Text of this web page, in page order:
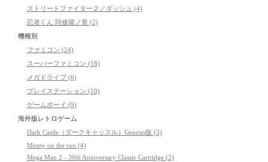
ストリートファイター２／ダッシュ (4)
忍者くん 阿修羅ノ章 (2)
機種別
ファミコン (24)
スーパーファミコン (18)
メガドライブ (6)
プレイステーション (10)
ゲームボーイ (9)
海外版レトロゲーム
Dark Castle（ダークキャッスル）Genesis版 (3)
Monty on the run (4)
Mega Man 2 - 30th Anniversary Classic Cartridge (2)